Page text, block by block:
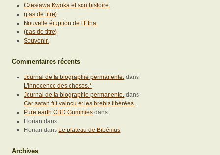
Czesława Kwoka et son histoire.
(pas de titre)
Nouvelle éruption de l’Etna.
(pas de titre)
Souvenir.
Commentaires récents
Journal de la biographie permanente. dans
L’innocence des choses.*
Journal de la biographie permanente. dans
Car satan fut vaincu et les brebis libérées.
Pure earth CBD Gummies dans
Florian dans
Florian dans Le plateau de Bibémus
Archives